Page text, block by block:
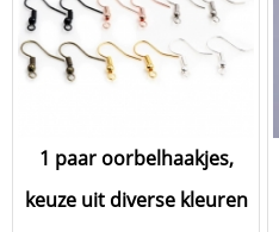
1 paar oorbelhaakjes,
keuze uit diverse kleuren